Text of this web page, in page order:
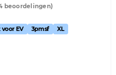
beoordelingen)
EV 3pmsf XL